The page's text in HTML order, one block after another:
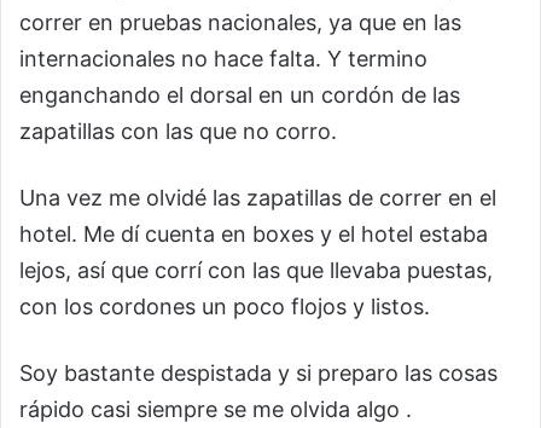
correr en pruebas nacionales, ya que en las
internacionales no hace falta. Y termino
enganchando el dorsal en un cordón de las
zapatillas con las que no corro.
Una vez me olvidé las zapatillas de correr en el
hotel. Me dí cuenta en boxes y el hotel estaba
lejos, así que corrí con las que llevaba puestas,
con los cordones un poco flojos y listos.
Soy bastante despistada y si preparo las cosas
rápido casi siempre se me olvida algo .